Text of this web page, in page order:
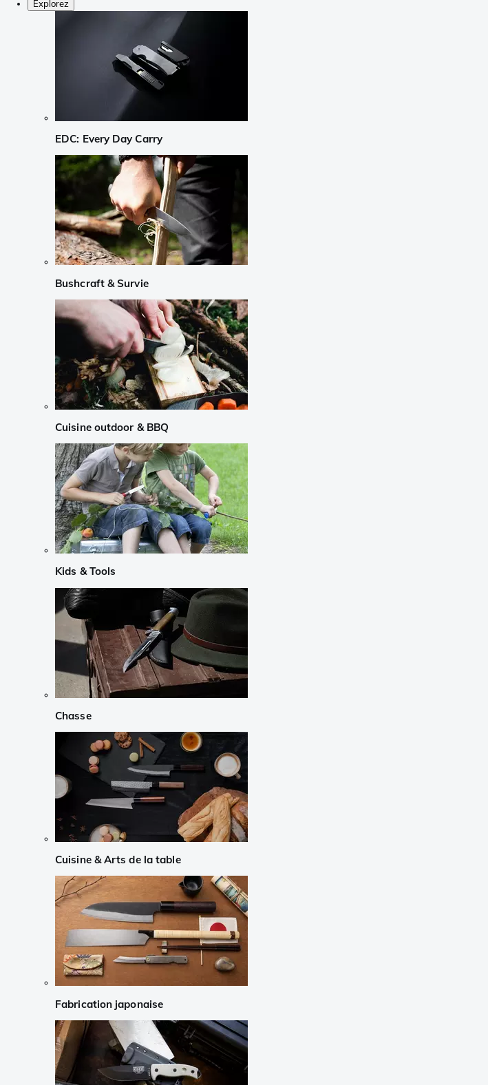
Explorez
EDC: Every Day Carry
Bushcraft & Survie
Cuisine outdoor & BBQ
Kids & Tools
Chasse
Cuisine & Arts de la table
Fabrication japonaise